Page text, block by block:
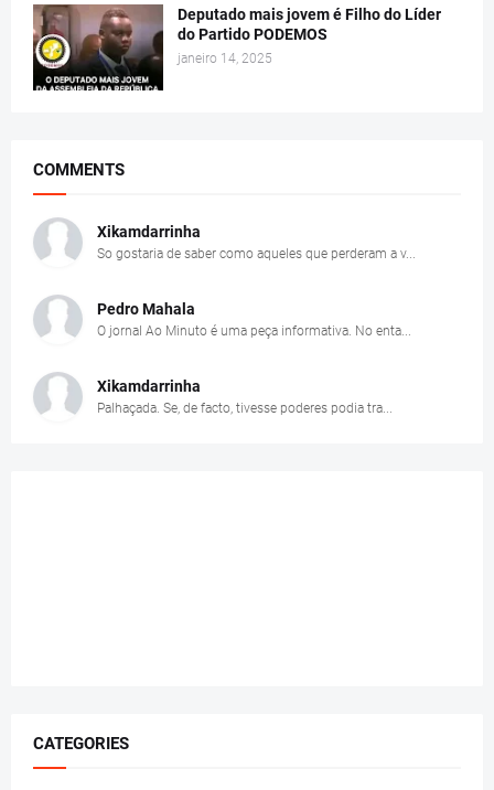
Deputado mais jovem é Filho do Líder
do Partido PODEMOS
janeiro 14, 2025
COMMENTS
Xikamdarrinha
So gostaria de saber como aqueles que perderam a v...
Pedro Mahala
O jornal Ao Minuto é uma peça informativa. No enta...
Xikamdarrinha
Palhaçada. Se, de facto, tivesse poderes podia tra...
CATEGORIES